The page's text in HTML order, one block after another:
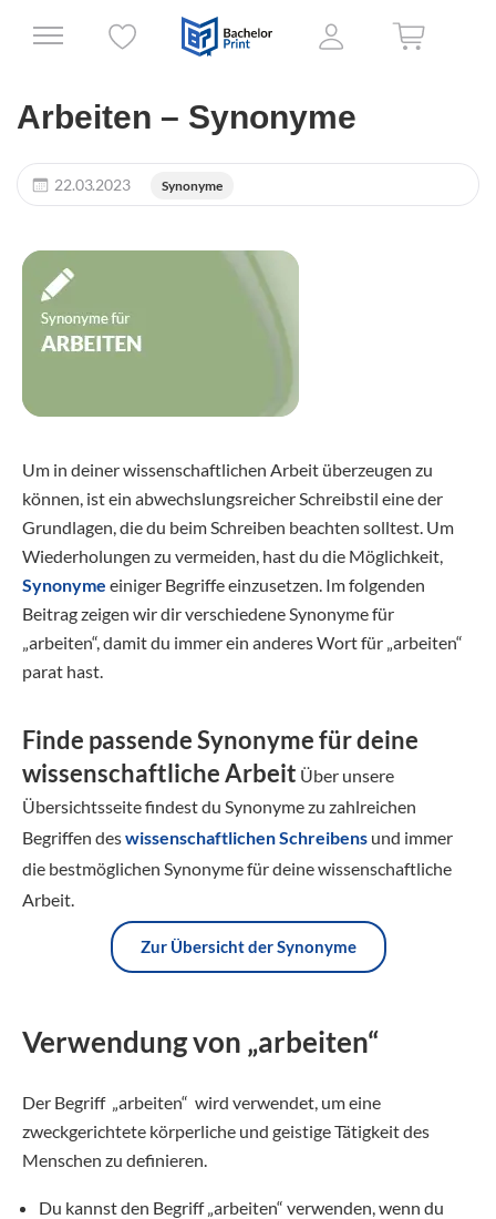
Arbeiten – Synonyme
22.03.2023 Synonyme
Um in deiner wissenschaftlichen Arbeit überzeugen zu
können, ist ein abwechslungsreicher Schreibstil eine der
Grundlagen, die du beim Schreiben beachten solltest. Um
Wiederholungen zu vermeiden, hast du die Möglichkeit,
Synonyme einiger Begriffe einzusetzen. Im folgenden
Beitrag zeigen wir dir verschiedene Synonyme für
„arbeiten“, damit du immer ein anderes Wort für „arbeiten“
parat hast.
Finde passende Synonyme für deine
wissenschaftliche Arbeit Über unsere
Übersichtsseite findest du Synonyme zu zahlreichen
Begriffen deswissenschaftlichen Schreibens und immer
die bestmöglichen Synonyme für deine wissenschaftliche
Arbeit.
Zur Übersicht der Synonyme
Verwendung von „arbeiten“
Der Begriff „arbeiten“ wird verwendet, um eine
zweckgerichtete körperliche und geistige Tätigkeit des
Menschen zu definieren.
Du kannst den Begriff „arbeiten“ verwenden, wenn du